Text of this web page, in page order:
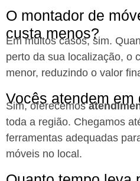
O montador de
custa menos?
Em muitos casos, sim.
perto da sua localização, o
menor, reduzindo o valor
Vocês atendem em
Sim, oferecemos
toda a região. Chegamos
ferramentas adequadas
móveis no local.